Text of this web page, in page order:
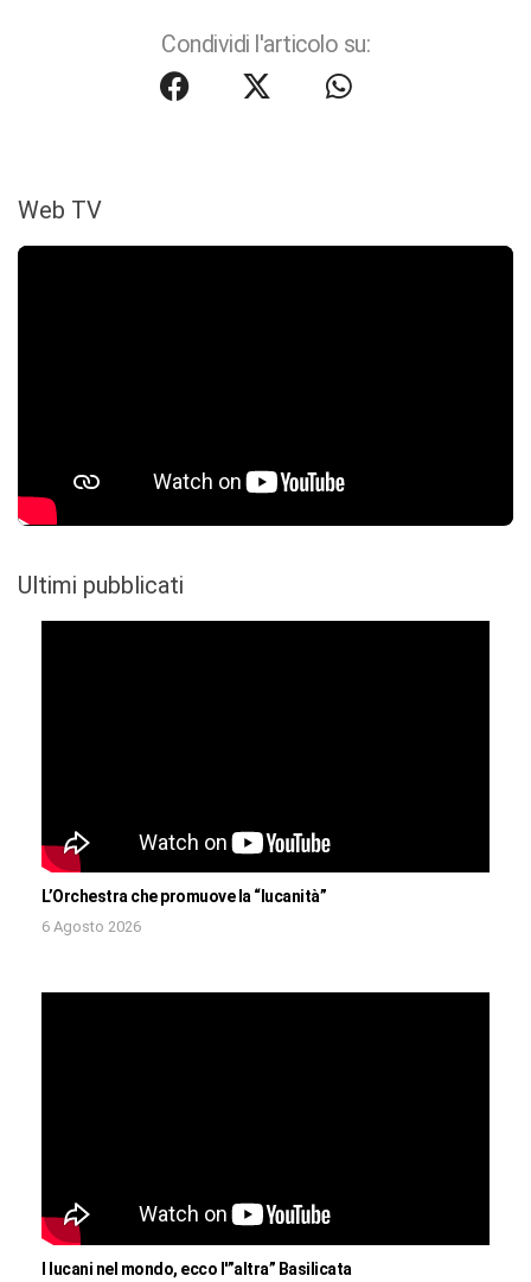
Condividi l'articolo su:
Web TV
Ultimi pubblicati
L’Orchestra che promuove la “lucanità”
6 Agosto 2026
I lucani nel mondo, ecco l'”altra” Basilicata